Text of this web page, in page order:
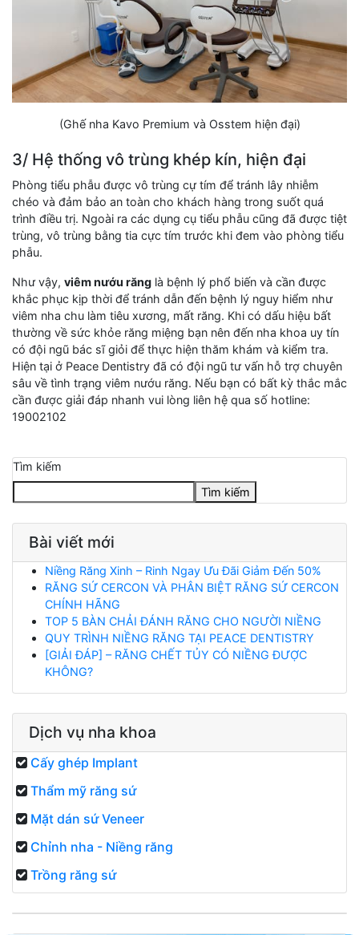
(Ghế nha Kavo Premium và Osstem hiện đại)
3/ Hệ thống vô trùng khép kín, hiện đại
Phòng tiểu phẫu được vô trùng cự tím để tránh lây nhiễm
chéo và đảm bảo an toàn cho khách hàng trong suốt quá
trình điều trị. Ngoài ra các dụng cụ tiểu phẫu cũng đã được tiệt
trùng, vô trùng bằng tia cực tím trước khi đem vào phòng tiểu
phẫu.
Như vậy, viêm nướu răng là bệnh lý phổ biến và cần được
khắc phục kịp thời để tránh dẫn đến bệnh lý nguy hiểm như
viêm nha chu làm tiêu xương, mất răng. Khi có dấu hiệu bất
thường về sức khỏe răng miệng bạn nên đến nha khoa uy tín
có đội ngũ bác sĩ giỏi để thực hiện thăm khám và kiểm tra.
Hiện tại ở Peace Dentistry đã có đội ngũ tư vấn hỗ trợ chuyên
sâu về tình trạng viêm nướu răng. Nếu bạn có bất kỳ thắc mắc
cần được giải đáp nhanh vui lòng liên hệ qua số hotline:
19002102
Tìm kiếm
Tìm kiếm
Bài viết mới
Niềng Răng Xinh – Rinh Ngay Ưu Đãi Giảm Đến 50%
RĂNG SỨ CERCON VÀ PHÂN BIỆT RĂNG SỨ CERCON
CHÍNH HÃNG
TOP 5 BÀN CHẢI ĐÁNH RĂNG CHO NGƯỜI NIỀNG
QUY TRÌNH NIỀNG RĂNG TẠI PEACE DENTISTRY
[GIẢI ĐÁP] – RĂNG CHẾT TỦY CÓ NIỀNG ĐƯỢC
KHÔNG?
Dịch vụ nha khoa
Cấy ghép Implant
Thẩm mỹ răng sứ
Mặt dán sứ Veneer
Chỉnh nha - Niềng răng
Trồng răng sứ